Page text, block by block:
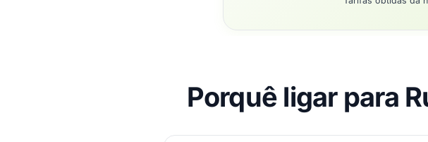
Porquê ligar para